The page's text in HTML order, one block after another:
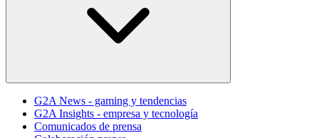
G2A News - gaming y tendencias
G2A Insights - empresa y tecnología
Comunicados de prensa